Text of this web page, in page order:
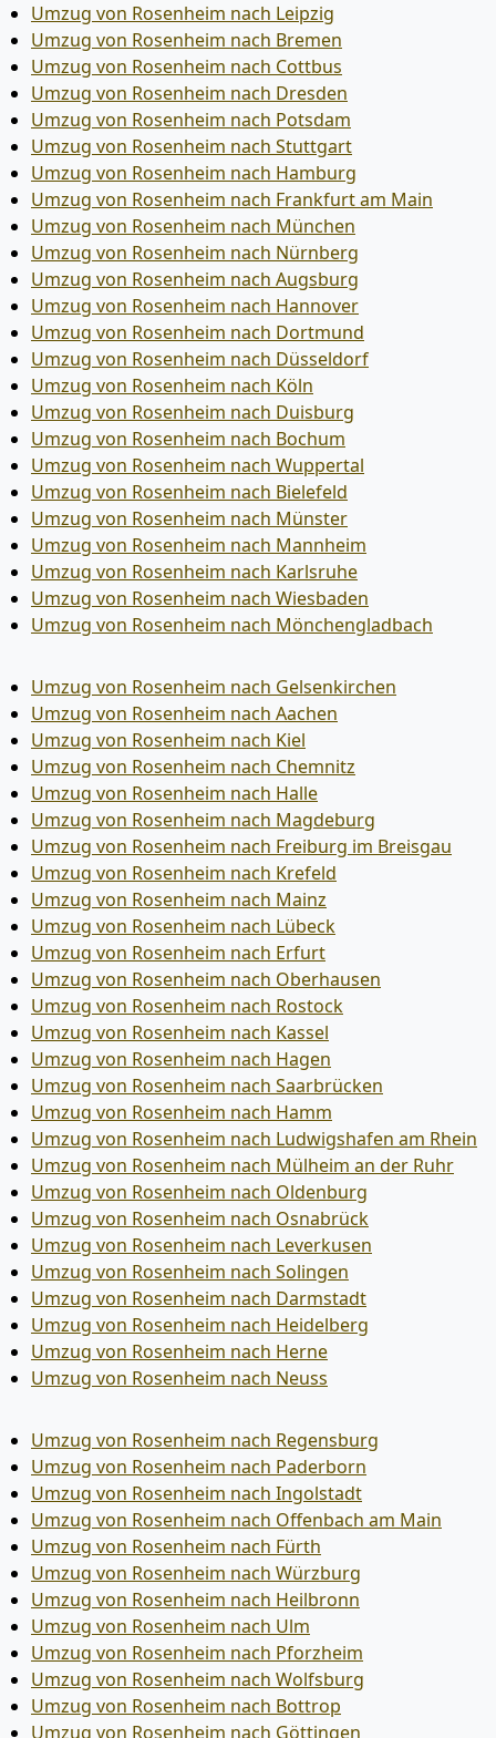
Umzug von Rosenheim nach Leipzig
Umzug von Rosenheim nach Bremen
Umzug von Rosenheim nach Cottbus
Umzug von Rosenheim nach Dresden
Umzug von Rosenheim nach Potsdam
Umzug von Rosenheim nach Stuttgart
Umzug von Rosenheim nach Hamburg
Umzug von Rosenheim nach Frankfurt am Main
Umzug von Rosenheim nach München
Umzug von Rosenheim nach Nürnberg
Umzug von Rosenheim nach Augsburg
Umzug von Rosenheim nach Hannover
Umzug von Rosenheim nach Dortmund
Umzug von Rosenheim nach Düsseldorf
Umzug von Rosenheim nach Köln
Umzug von Rosenheim nach Duisburg
Umzug von Rosenheim nach Bochum
Umzug von Rosenheim nach Wuppertal
Umzug von Rosenheim nach Bielefeld
Umzug von Rosenheim nach Münster
Umzug von Rosenheim nach Mannheim
Umzug von Rosenheim nach Karlsruhe
Umzug von Rosenheim nach Wiesbaden
Umzug von Rosenheim nach Mönchen­gladbach
Umzug von Rosenheim nach Gelsenkirchen
Umzug von Rosenheim nach Aachen
Umzug von Rosenheim nach Kiel
Umzug von Rosenheim nach Chemnitz
Umzug von Rosenheim nach Halle
Umzug von Rosenheim nach Magdeburg
Umzug von Rosenheim nach Freiburg im Breisgau
Umzug von Rosenheim nach Krefeld
Umzug von Rosenheim nach Mainz
Umzug von Rosenheim nach Lübeck
Umzug von Rosenheim nach Erfurt
Umzug von Rosenheim nach Oberhausen
Umzug von Rosenheim nach Rostock
Umzug von Rosenheim nach Kassel
Umzug von Rosenheim nach Hagen
Umzug von Rosenheim nach Saarbrücken
Umzug von Rosenheim nach Hamm
Umzug von Rosenheim nach Ludwigshafen am Rhein
Umzug von Rosenheim nach Mülheim an der Ruhr
Umzug von Rosenheim nach Oldenburg
Umzug von Rosenheim nach Osnabrück
Umzug von Rosenheim nach Leverkusen
Umzug von Rosenheim nach Solingen
Umzug von Rosenheim nach Darmstadt
Umzug von Rosenheim nach Heidelberg
Umzug von Rosenheim nach Herne
Umzug von Rosenheim nach Neuss
Umzug von Rosenheim nach Regensburg
Umzug von Rosenheim nach Paderborn
Umzug von Rosenheim nach Ingolstadt
Umzug von Rosenheim nach Offenbach am Main
Umzug von Rosenheim nach Fürth
Umzug von Rosenheim nach Würzburg
Umzug von Rosenheim nach Heilbronn
Umzug von Rosenheim nach Ulm
Umzug von Rosenheim nach Pforzheim
Umzug von Rosenheim nach Wolfsburg
Umzug von Rosenheim nach Bottrop
Umzug von Rosenheim nach Göttingen